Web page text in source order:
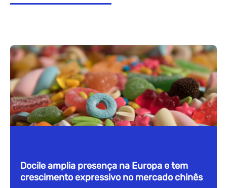
Docile amplia presença na Europa e tem
crescimento expressivo no mercado chinês